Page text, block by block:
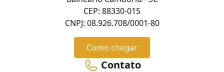
CEP: 88330-015
CNPJ: 08.926.708/0001-80
Como chegar
Contato